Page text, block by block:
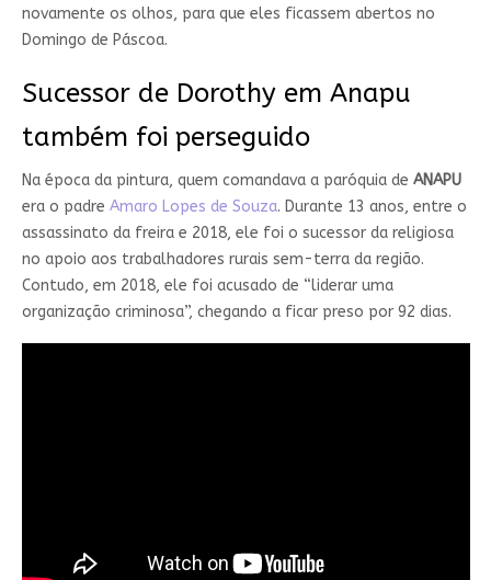
novamente os olhos, para que eles ficassem abertos no
Domingo de Páscoa.
Sucessor de Dorothy em Anapu
também foi perseguido
Na época da pintura, quem comandava a paróquia de ANAPU
era o padre Amaro Lopes de Souza. Durante 13 anos, entre o
assassinato da freira e 2018, ele foi o sucessor da religiosa
no apoio aos trabalhadores rurais sem-terra da região.
Contudo, em 2018, ele foi acusado de “liderar uma
organização criminosa”, chegando a ficar preso por 92 dias.